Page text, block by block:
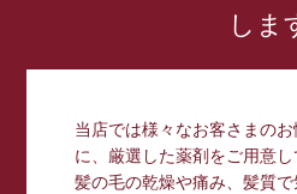
しま
当店では様々なお客さまの
に、厳選した薬剤をご用意し
髪の毛の乾燥や痛み、髪質